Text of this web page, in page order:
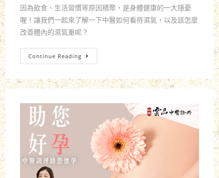
因為飲食、生活習慣等原因積聚，是身體健康的一大隱憂
喔！讓我們一起來了解一下中醫如何看待濕氣，以及該怎麼
改善體內的濕氣重呢？
Continue Reading